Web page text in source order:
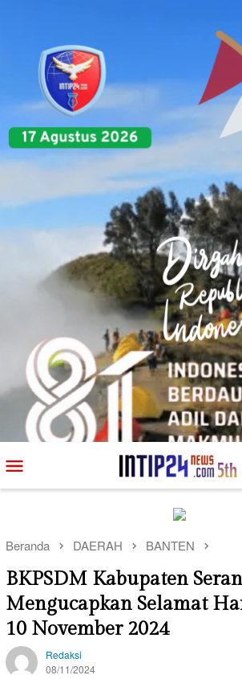
ke
kontenMobile
Beranda DAERAH BANTEN
BKPSDM Kabupaten
Mengucapkan Selamat
10 November 2024
Redaksi
08/11/2024